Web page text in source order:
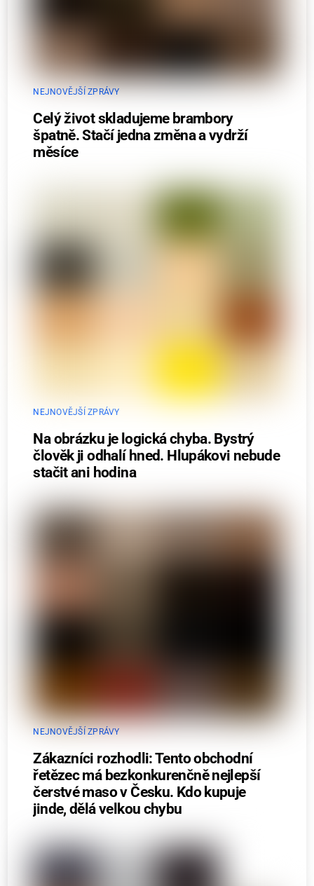
NEJNOVĚJŠÍ ZPRÁVY
Celý život skladujeme brambory
špatně. Stačí jedna změna a vydrží
měsíce
NEJNOVĚJŠÍ ZPRÁVY
Na obrázku je logická chyba. Bystrý
člověk ji odhalí hned. Hlupákovi nebude
stačit ani hodina
NEJNOVĚJŠÍ ZPRÁVY
Zákazníci rozhodli: Tento obchodní
řetězec má bezkonkurenčně nejlepší
čerstvé maso v Česku. Kdo kupuje
jinde, dělá velkou chybu